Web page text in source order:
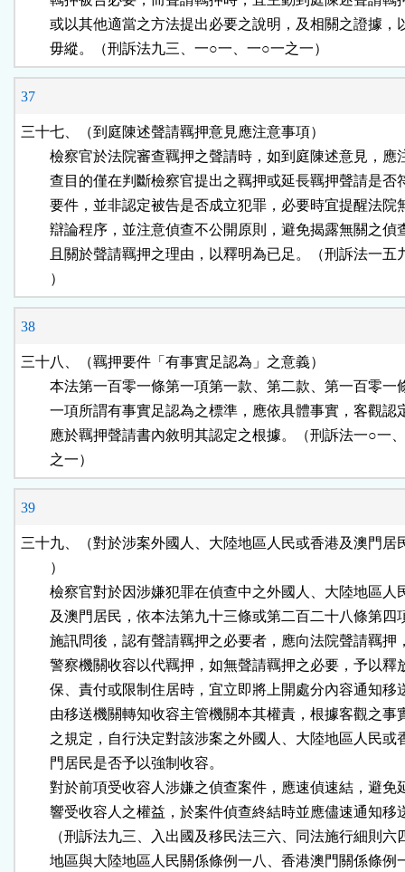
或以其他適當之方法提出必要之說明，及相關之證據，
        毋縱。（刑訴法九三、一○一、一○一之一）
37
三十七、（到庭陳述聲請羈押意見應注意事項）
檢察官於法院審查羈押之聲請時，如到庭陳述意見，應
查目的僅在判斷檢察官提出之羈押或延長羈押聲請是否
要件，並非認定被告是否成立犯罪，必要時宜提醒法院
辯論程序，並注意偵查不公開原則，避免揭露無關之偵
且關於聲請羈押之理由，以釋明為已足。（刑訴法一五
        ）
38
三十八、（羈押要件「有事實足認為」之意義）
本法第一百零一條第一項第一款、第二款、第一百零一
一項所謂有事實足認為之標準，應依具體事實，客觀認
應於羈押聲請書內敘明其認定之根據。（刑訴法一○一
        之一）
39
三十九、（對於涉案外國人、大陸地區人民或香港及澳門居
        ）
檢察官對於因涉嫌犯罪在偵查中之外國人、大陸地區人
及澳門居民，依本法第九十三條或第二百二十八條第四
施訊問後，認有聲請羈押之必要者，應向法院聲請羈押
警察機關收容以代羈押，如無聲請羈押之必要，予以釋
保、責付或限制住居時，宜立即將上開處分內容通知移
由移送機關轉知收容主管機關本其權責，根據客觀之事
之規定，自行決定對該涉案之外國人、大陸地區人民或
        門居民是否予以強制收容。
對於前項受收容人涉嫌之偵查案件，應速偵速結，避免
響受收容人之權益，於案件偵查終結時並應儘速通知移
（刑訴法九三、入出國及移民法三六、同法施行細則六
地區與大陸地區人民關係條例一八、香港澳門關係條例